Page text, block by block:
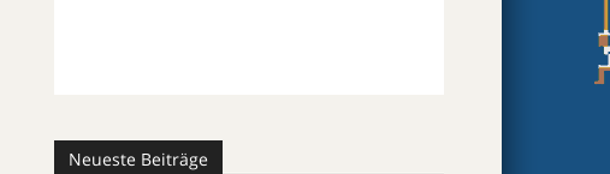
Neueste Beiträge